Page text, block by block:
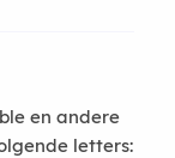
en andere
letters: